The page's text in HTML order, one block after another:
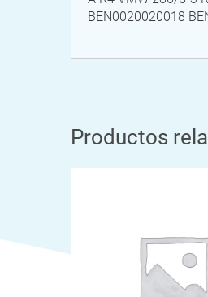
BEN0020020018
Productos